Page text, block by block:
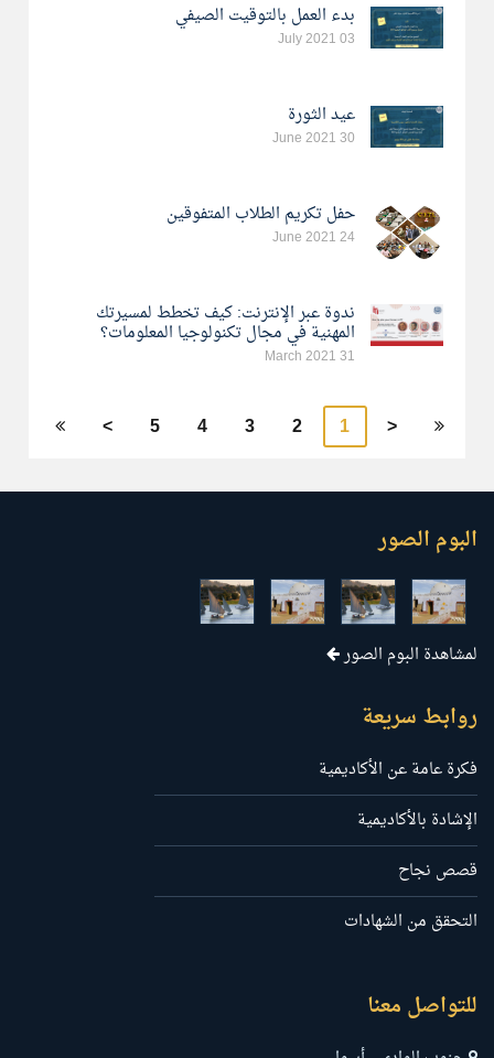
بدء العمل بالتوقيت الصيفي
03 July 2021
عيد الثورة
30 June 2021
حفل تكريم الطلاب المتفوقين
24 June 2021
ندوة عبر الإنترنت: كيف تخطط لمسيرتك
المهنية في مجال تكنولوجيا المعلومات؟
31 March 2021
<
1
2
3
4
5
>
البوم الصور
لمشاهدة البوم الصور
روابط سريعة
فكرة عامة عن الأكاديمية
الإشادة بالأكاديمية
قصص نجاح
التحقق من الشهادات
للتواصل معنا